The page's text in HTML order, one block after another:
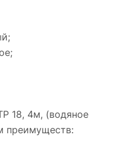
18, 4м, (водяное
преимуществ: